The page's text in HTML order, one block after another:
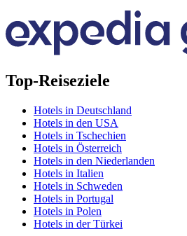
Top-Reiseziele
Hotels in Deutschland
Hotels in den USA
Hotels in Tschechien
Hotels in Österreich
Hotels in den Niederlanden
Hotels in Italien
Hotels in Schweden
Hotels in Portugal
Hotels in Polen
Hotels in der Türkei